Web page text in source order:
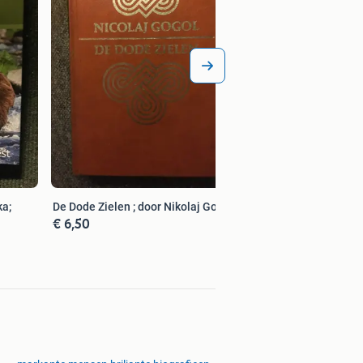
De Dode Zielen ; door Nikolaj Gogol
€ 6,50